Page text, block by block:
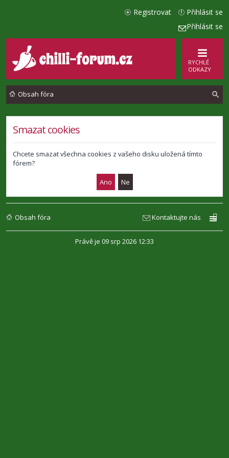
Přihlásit se
Přihlásit se
Registrovat
RYCHLÉ
ODKAZY
Obsah fóra
Smazat cookies
Chcete smazat všechna cookies z vašeho disku uložená tímto
fórem?
Obsah fóra Kontaktujte nás
Právě je 09 srp 2026 12:33